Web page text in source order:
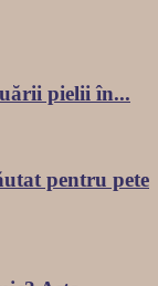
pielii în...
pentru pete